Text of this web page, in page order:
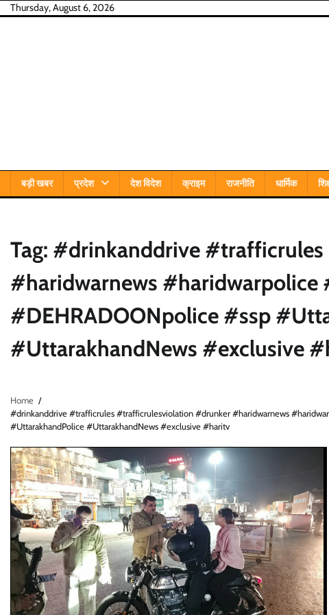
SkipThursday, August 6, 2026
बड़ी खबर प्रदेश देश विदेश क्राइम राजनीति धार्मिक
Tag: #drinkanddrive
#haridwarnews
#DEHRADOONpolice #ssp
#UttarakhandNews #exclusive
Home
#drinkanddrive #trafficrules #trafficrulesviolation #drunker #haridwarnews
#UttarakhandPolice #UttarakhandNews #exclusive #haritv